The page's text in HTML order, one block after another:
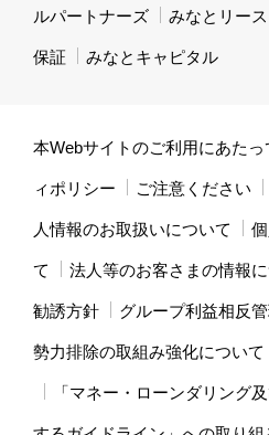
ルパートナーズ みなとリース
保証 みなとキャピタル
本Webサイトのご利用にあたっ
ィポリシー ご注意ください
人情報のお取扱いについて
て 法人等のお客さまの情報
勧誘方針 グループ利益相反
勢力排除の取組み強化について
「マネー・ローンダリング